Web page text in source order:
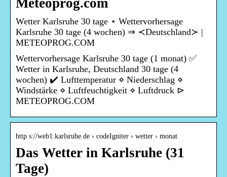
Meteoprog.com
Wetter Karlsruhe 30 tage ⋆ Wettervorhersage
Karlsruhe 30 tage (4 wochen) ⇒ ≺Deutschland≻ |
METEOPROG.COM
Wettervorhersage Karlsruhe 30 tage (1 monat) ✅
Wetter in Karlsruhe, Deutschland 30 tage (4
wochen) ✔️ Lufttemperatur ⋄ Niederschlag ⋄
Windstärke ⋄ Luftfeuchtigkeit ⋄ Luftdruck ⊳
METEOPROG.COM
http s://web1.karlsruhe.de › codeIgniter › wetter › monat
Das Wetter in Karlsruhe (31
Tage)